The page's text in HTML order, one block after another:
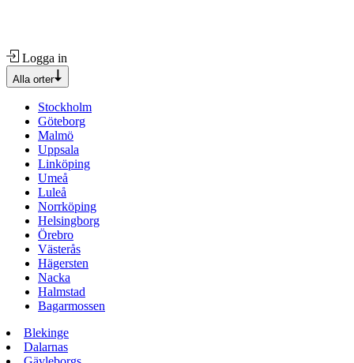
Logga in
Alla orter
Stockholm
Göteborg
Malmö
Uppsala
Linköping
Umeå
Luleå
Norrköping
Helsingborg
Örebro
Västerås
Hägersten
Nacka
Halmstad
Bagarmossen
Blekinge
Dalarnas